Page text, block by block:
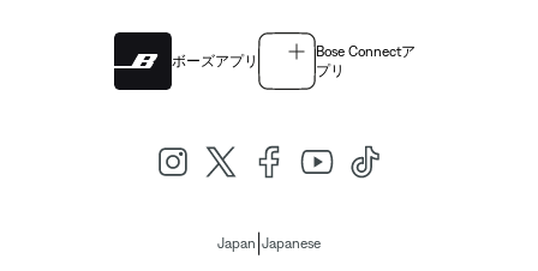
ボーズアプリ
Bose Connectア
プリ
Japan Japanese